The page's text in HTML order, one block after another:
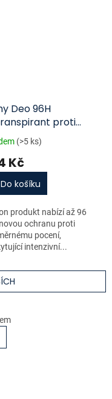
Deo 96H
proti
roll-on 50 ml
(>5 ks)
Kč
Do košíku
produkt nabízí až 96
ochranu proti
pocení,
intenzivní...